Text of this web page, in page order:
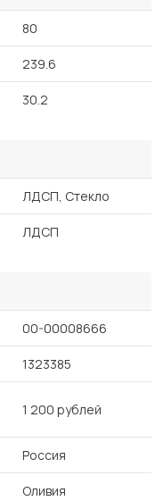
80
239.6
30.2
ЛДСП, Стекло
ЛДСП
00-00008666
1323385
1 200 рублей
Россия
Оливия